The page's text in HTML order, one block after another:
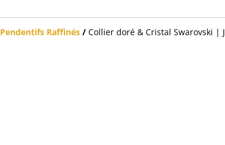
Pendentifs Raffinés / Collier doré & Cristal Swarovski |